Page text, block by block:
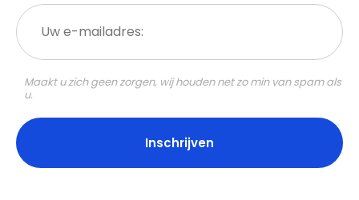
Uw
e-
mailadres:
Maakt u zich geen zorgen, wij houden net zo min van spam als
u.